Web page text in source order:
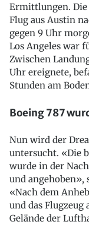
Ermittlungen.
Flug aus Austin
gegen 9 Uhr
Los Angeles war
Zwischen
Uhr ereignete,
Stunden am
Boeing 787
Nun wird der
untersucht. «Die
wurde in der
und angehoben»,
«Nach dem
und das
Gelände der